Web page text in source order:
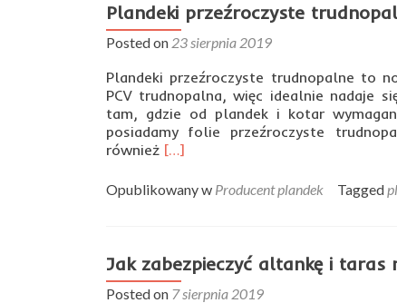
Plandeki przeźroczyste
Posted on 23 sierpnia 2019
Plandeki przeźroczyste trudnopalne to
PCV trudnopalna, więc idealnie nadaje
tam, gdzie od plandek i kotar
posiadamy folie przeźroczyste
również Read
about
Plandeki
[…]
Opublikowany w Producent plandek Tagged
Jak zabezpieczyć altankę i taras
Posted on 7 sierpnia 2019